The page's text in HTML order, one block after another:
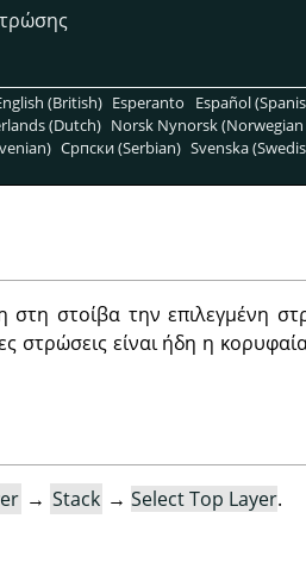
(British) Esperanto Español
(Dutch) Norsk Nynorsk
Српски (Serbian) Svenska
στη στοίβα την επιλεγμένη
στρώσεις είναι ήδη η
→ Stack → Select Top Layer.